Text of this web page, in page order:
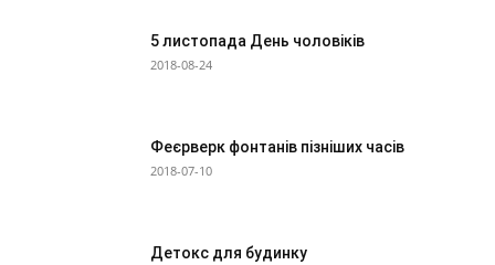
5 листопада День чоловіків
2018-08-24
Феєрверк фонтанів пізніших часів
2018-07-10
Детокс для будинку